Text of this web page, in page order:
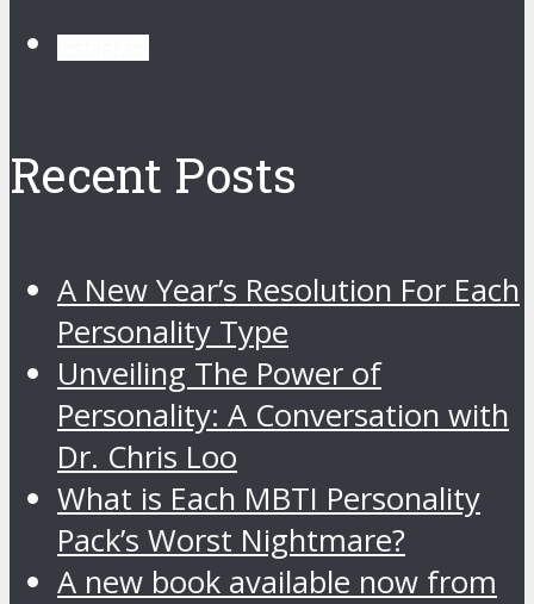
Recent Posts
A New Year’s Resolution For Each
Personality Type
Unveiling The Power of
Personality: A Conversation with
Dr. Chris Loo
What is Each MBTI Personality
Pack’s Worst Nightmare?
A new book available now from